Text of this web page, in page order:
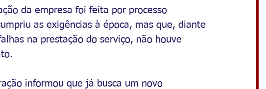
da empresa foi feita por processo
as exigências à época, mas que, diante
na prestação do serviço, não houve
informou que já busca um novo